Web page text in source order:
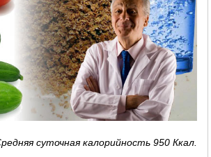
суточная калорийность 950 Ккал.